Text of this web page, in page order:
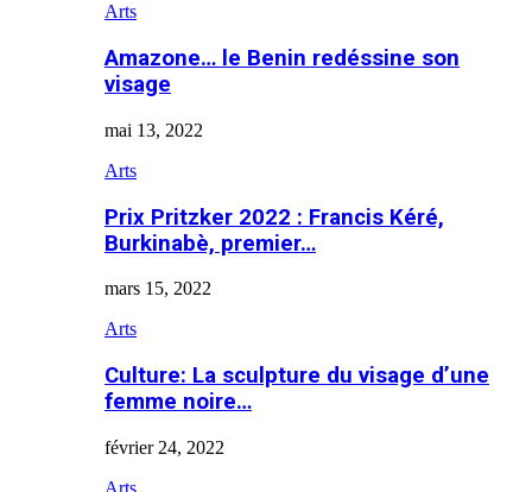
Arts
Amazone… le Benin redéssine son
visage
mai 13, 2022
Arts
Prix Pritzker 2022 : Francis Kéré,
Burkinabè, premier…
mars 15, 2022
Arts
Culture: La sculpture du visage d’une
femme noire…
février 24, 2022
Arts